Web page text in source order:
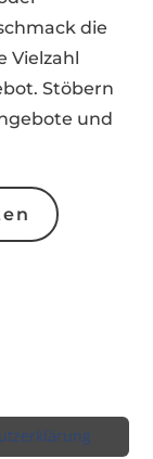
die
Vielzahl
Stöbern
und